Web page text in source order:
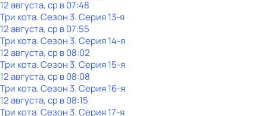
12 августа, ср в 07:48
Три кота. Сезон 3. Серия 13-я
12 августа, ср в 07:55
Три кота. Сезон 3. Серия 14-я
12 августа, ср в 08:02
Три кота. Сезон 3. Серия 15-я
12 августа, ср в 08:08
Три кота. Сезон 3. Серия 16-я
12 августа, ср в 08:15
Три кота. Сезон 3. Серия 17-я